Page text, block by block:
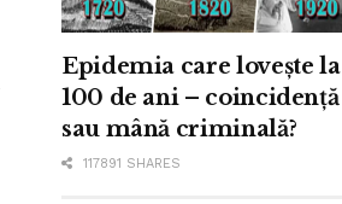
Epidemia care lovește la
100 de ani – coincidență
sau mână criminală?
117891 SHARES